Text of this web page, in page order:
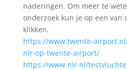
naderingen. Om meer te
onderzoek kun je op een van
klikken.
https://www.twente-
nlr-op-twente-airport/
https://www.nlr.nl/